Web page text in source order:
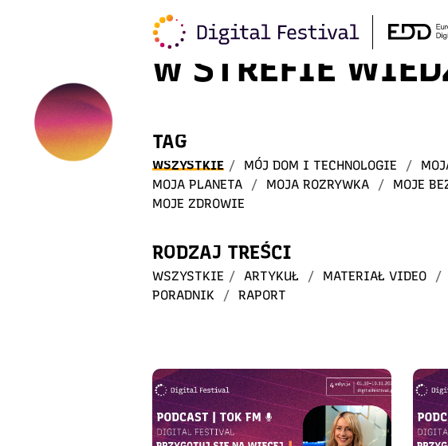
Witaj
w STREFIE
TAG
WSZYSTKIE / MÓJ DOM I TECHNOLOGIE /
MOJA PLANETA
/ MOJA ROZRYWKA / MOJE
MOJE ZDROWIE
RODZAJ TREŚCI
WSZYSTKIE / ARTYKUŁ / MATERIAŁ VIDEO /
PORADNIK
/ RAPORT